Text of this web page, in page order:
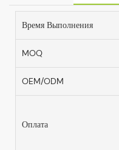
Время Выполнения
MOQ
OEM/ODM
Оплата